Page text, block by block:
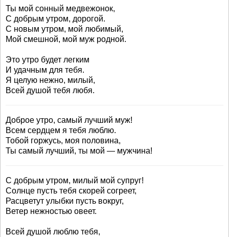
Ты мой сонный медвежонок,
С добрым утром, дорогой.
С новым утром, мой любимый,
Мой смешной, мой муж родной.
Это утро будет легким
И удачным для тебя.
Я целую нежно, милый,
Всей душой тебя любя.
Доброе утро, самый лучший муж!
Всем сердцем я тебя люблю.
Тобой горжусь, моя половина,
Ты самый лучший, ты мой — мужчина!
С добрым утром, милый мой супруг!
Солнце пусть тебя скорей согреет,
Расцветут улыбки пусть вокруг,
Ветер нежностью овеет.
Всей душой люблю тебя,